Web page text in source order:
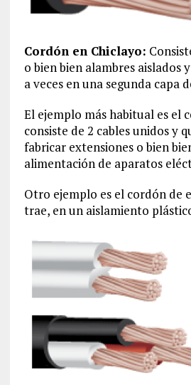
Cordón en Chiclayo:
o bien bien alambres aislados
a veces en una segunda capa
El ejemplo más habitual es el
consiste de 2 cables unidos y
fabricar extensiones o bien
alimentación de aparatos
Otro ejemplo es el cordón de
trae, en un aislamiento